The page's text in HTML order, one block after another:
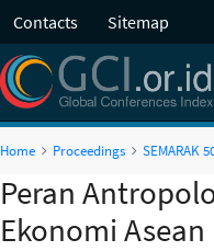
Contacts Sitemap
Home Proceedings SEMARAK
Peran
Ekonomi Asean